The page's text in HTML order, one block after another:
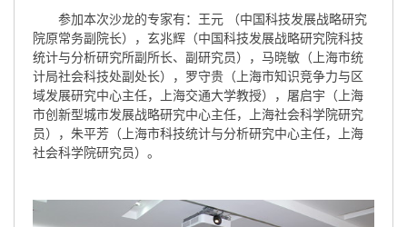
参加本次沙龙的专家有：王元 （中国科技发展战略研究
院原常务副院长），玄兆辉（中国科技发展战略研究院科技
统计与分析研究所副所长、副研究员），马晓敏（上海市统
计局社会科技处副处长），罗守贵（上海市知识竞争力与区
域发展研究中心主任，上海交通大学教授），屠启宇（上海
市创新型城市发展战略研究中心主任，上海社会科学院研究
员），朱平芳（上海市科技统计与分析研究中心主任，上海
社会科学院研究员）。